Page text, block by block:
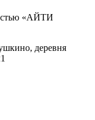
«АЙТИ
деревня